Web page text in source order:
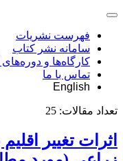
فهرست نشریات
سامانه نشر کتاب
کارگاه‌ها و
تماس با ما
English
تعداد مقالات: 25
اثرات تغییر